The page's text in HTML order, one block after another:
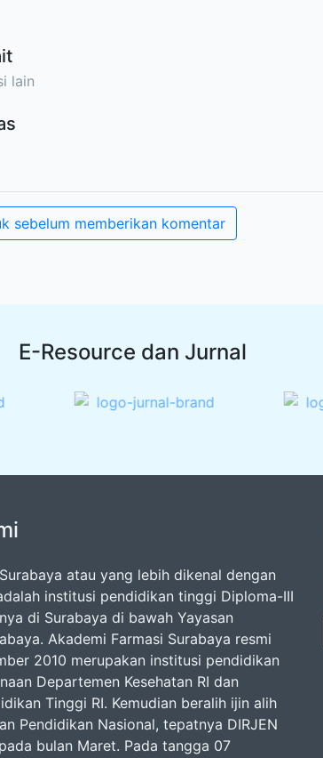
lain
sebelum memberikan komentar
E-Resource dan Jurnal
atau yang lebih dikenal dengan
institusi pendidikan tinggi Diploma-III
di Surabaya di bawah Yayasan
Akademi Farmasi Surabaya resmi
2010 merupakan institusi pendidikan
Departemen Kesehatan RI dan
Tinggi RI. Kemudian beralih ijin alih
Pendidikan Nasional, tepatnya DIRJEN
bulan Maret. Pada tangga 07